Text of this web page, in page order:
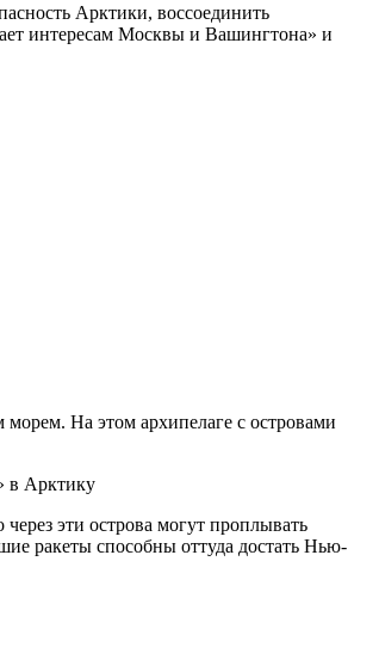
Арктики, воссоединить
интересам Москвы и Вашингтона» и
морем. На этом архипелаге с островами
в Арктику
эти острова могут проплывать
ракеты способны оттуда достать Нью-